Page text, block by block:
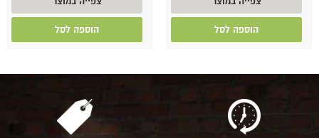
הוספה לסל הוספה לסל